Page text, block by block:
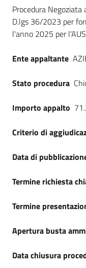
English
site
Seguici
Dati del bando
Procedura
D.lgs 36/2023 per
l'anno 2025 per
Ente appaltante
Stato procedura
Importo appalto
Criterio di
Data di
Termine richiesta
Termine
Apertura busta
Data chiusura